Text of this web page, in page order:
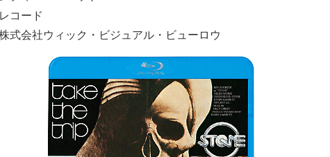
コード
式会社ウィック・ビジュアル・ビューロウ